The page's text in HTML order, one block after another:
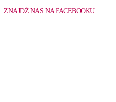
ZNAJDŹ NAS NA FACEBOOKU: